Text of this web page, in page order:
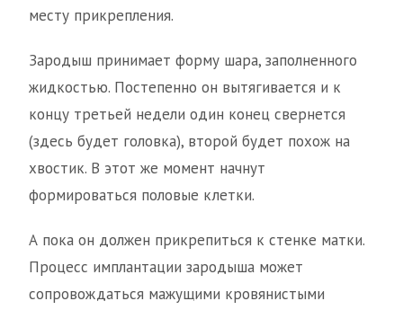
месту прикрепления.
Зародыш принимает форму шара, заполненного
жидкостью. Постепенно он вытягивается и к
концу третьей недели один конец свернется
(здесь будет головка), второй будет похож на
хвостик. В этот же момент начнут
формироваться половые клетки.
А пока он должен прикрепиться к стенке матки.
Процесс имплантации зародыша может
сопровождаться мажущими кровянистыми